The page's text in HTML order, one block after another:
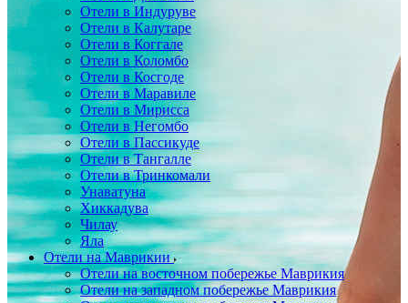
Отели в Индуруве
Отели в Калутаре
Отели в Коггале
Отели в Коломбо
Отели в Косгоде
Отели в Маравиле
Отели в Мирисса
Отели в Негомбо
Отели в Пассикуде
Отели в Тангалле
Отели в Тринкомали
Унаватуна
Хиккадува
Чилау
Яла
Отели на Маврикии
Отели на восточном побережье Маврикия
Отели на западном побережье Маврикия